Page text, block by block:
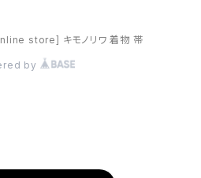
store] キモノリワ 着物 帯
by